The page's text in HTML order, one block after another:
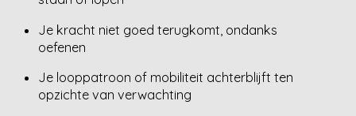
Je kracht niet goed terugkomt, ondanks
oefenen
Je looppatroon of mobiliteit achterblijft ten
opzichte van verwachting